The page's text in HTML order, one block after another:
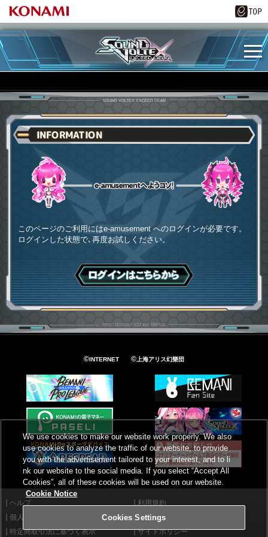
INFORMATION
このページのご利用にはe-amusement へのログインが必要です。
ログインした状態で､再度お試しください。
ログインはこちら
©INTERNET ©上海アリス幻樂団
ヘルプ
利用規約
個人情報等保護方針
外部送信について
特定商取引法に基づく表示
サイトポリシー
We use cookies to make our website work properly. We also
use cookies to analyze the traffic of our website, to provide
you with the advertisement tailored to your interest, and to li
nk our website to the social media. If you select “Accept All
Cookies”, all of these cookies will be used on our website.
Cookie Notice
Cookies Settings